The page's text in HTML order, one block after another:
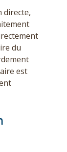
directe,
du
est